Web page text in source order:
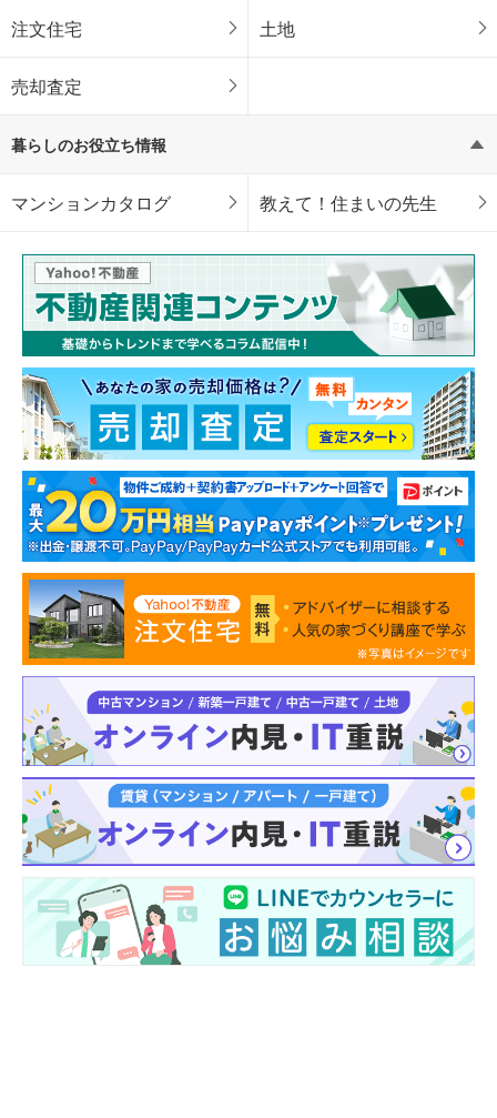
注文住宅 土地
売却査定
暮らしのお役立ち情報
マンションカタログ 教えて！住まいの先生